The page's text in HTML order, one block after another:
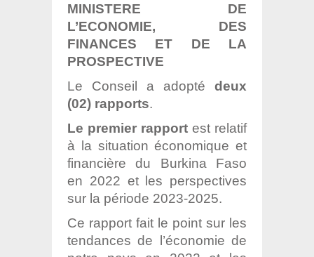
MINISTERE DE
L’ECONOMIE, DES
FINANCES ET DE LA
PROSPECTIVE
Le Conseil a adopté deux
(02) rapports.
Le premier rapport est relatif
à la situation économique et
financière du Burkina Faso
en 2022 et les perspectives
sur la période 2023-2025.
Ce rapport fait le point sur les
tendances de l’économie de